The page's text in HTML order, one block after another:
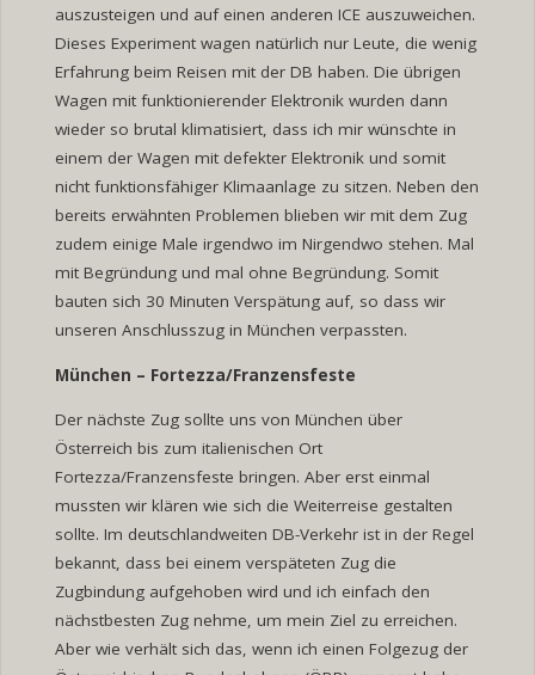
auszusteigen und auf einen anderen ICE auszuweichen.
Dieses Experiment wagen natürlich nur Leute, die wenig
Erfahrung beim Reisen mit der DB haben. Die übrigen
Wagen mit funktionierender Elektronik wurden dann
wieder so brutal klimatisiert, dass ich mir wünschte in
einem der Wagen mit defekter Elektronik und somit
nicht funktionsfähiger Klimaanlage zu sitzen. Neben den
bereits erwähnten Problemen blieben wir mit dem Zug
zudem einige Male irgendwo im Nirgendwo stehen. Mal
mit Begründung und mal ohne Begründung. Somit
bauten sich 30 Minuten Verspätung auf, so dass wir
unseren Anschlusszug in München verpassten.
München – Fortezza/Franzensfeste
Der nächste Zug sollte uns von München über
Österreich bis zum italienischen Ort
Fortezza/Franzensfeste bringen. Aber erst einmal
mussten wir klären wie sich die Weiterreise gestalten
sollte. Im deutschlandweiten DB-Verkehr ist in der Regel
bekannt, dass bei einem verspäteten Zug die
Zugbindung aufgehoben wird und ich einfach den
nächstbesten Zug nehme, um mein Ziel zu erreichen.
Aber wie verhält sich das, wenn ich einen Folgezug der